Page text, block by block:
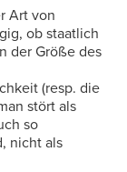
Art von
ob staatlich
der Größe des
(resp. die
stört als
so
nicht als